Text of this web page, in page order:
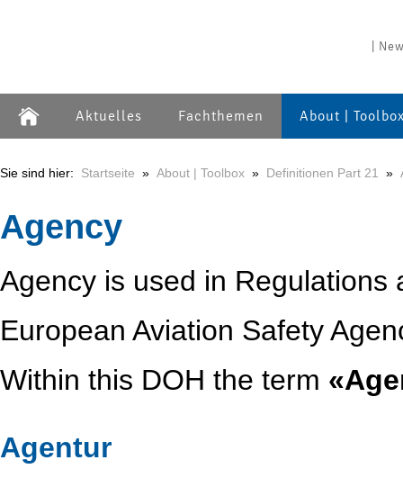
|
Aktuelles Fachthemen About |
Sie sind hier: Startseite » About | Toolbox » Definitionen Part 21 »
Agency
Agency is used in Regulations
European Aviation Safety
Within this DOH the term
Agentur